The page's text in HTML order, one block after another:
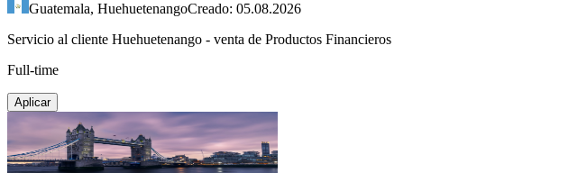
Guatemala, HuehuetenangoCreado: 05.08.2026
Servicio al cliente Huehuetenango - venta de Productos Financieros
Full-time
Aplicar